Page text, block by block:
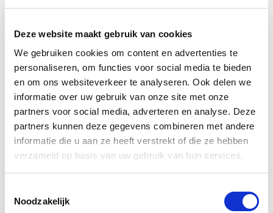
Deze website maakt gebruik van cookies
We gebruiken cookies om content en advertenties te
personaliseren, om functies voor social media te bieden
en om ons websiteverkeer te analyseren. Ook delen we
informatie over uw gebruik van onze site met onze
partners voor social media, adverteren en analyse. Deze
partners kunnen deze gegevens combineren met andere
informatie die u aan ze heeft verstrekt of die ze hebben
verzameld op basis van uw gebruik van hun services.
Noodzakelijk
verdient immers niets minder dan het beste, en dat is
Wat maakt De Paardendrogist uniek in
de markt voor paardensupplementen?
De Paardendrogist onderscheidt zich door zijn
toewijding aan kwaliteit en innovatie in de
gezondheidszorg van paarden. Met jarenlange
ervaring en een diepe kennis van paardenvoeding
en -welzijn, ontwikkelt De Paardendrogist
supplementen die nauwkeurig zijn afgestemd op de
vachtverzorging, elk product is samengesteld met
zorgvuldig geselecteerde ingrediënten om